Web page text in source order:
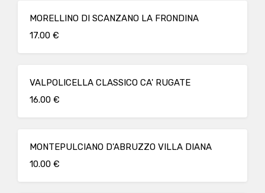
MORELLINO DI SCANZANO LA FRONDINA
17.00 €
VALPOLICELLA CLASSICO CA' RUGATE
16.00 €
MONTEPULCIANO D'ABRUZZO VILLA DIANA
10.00 €